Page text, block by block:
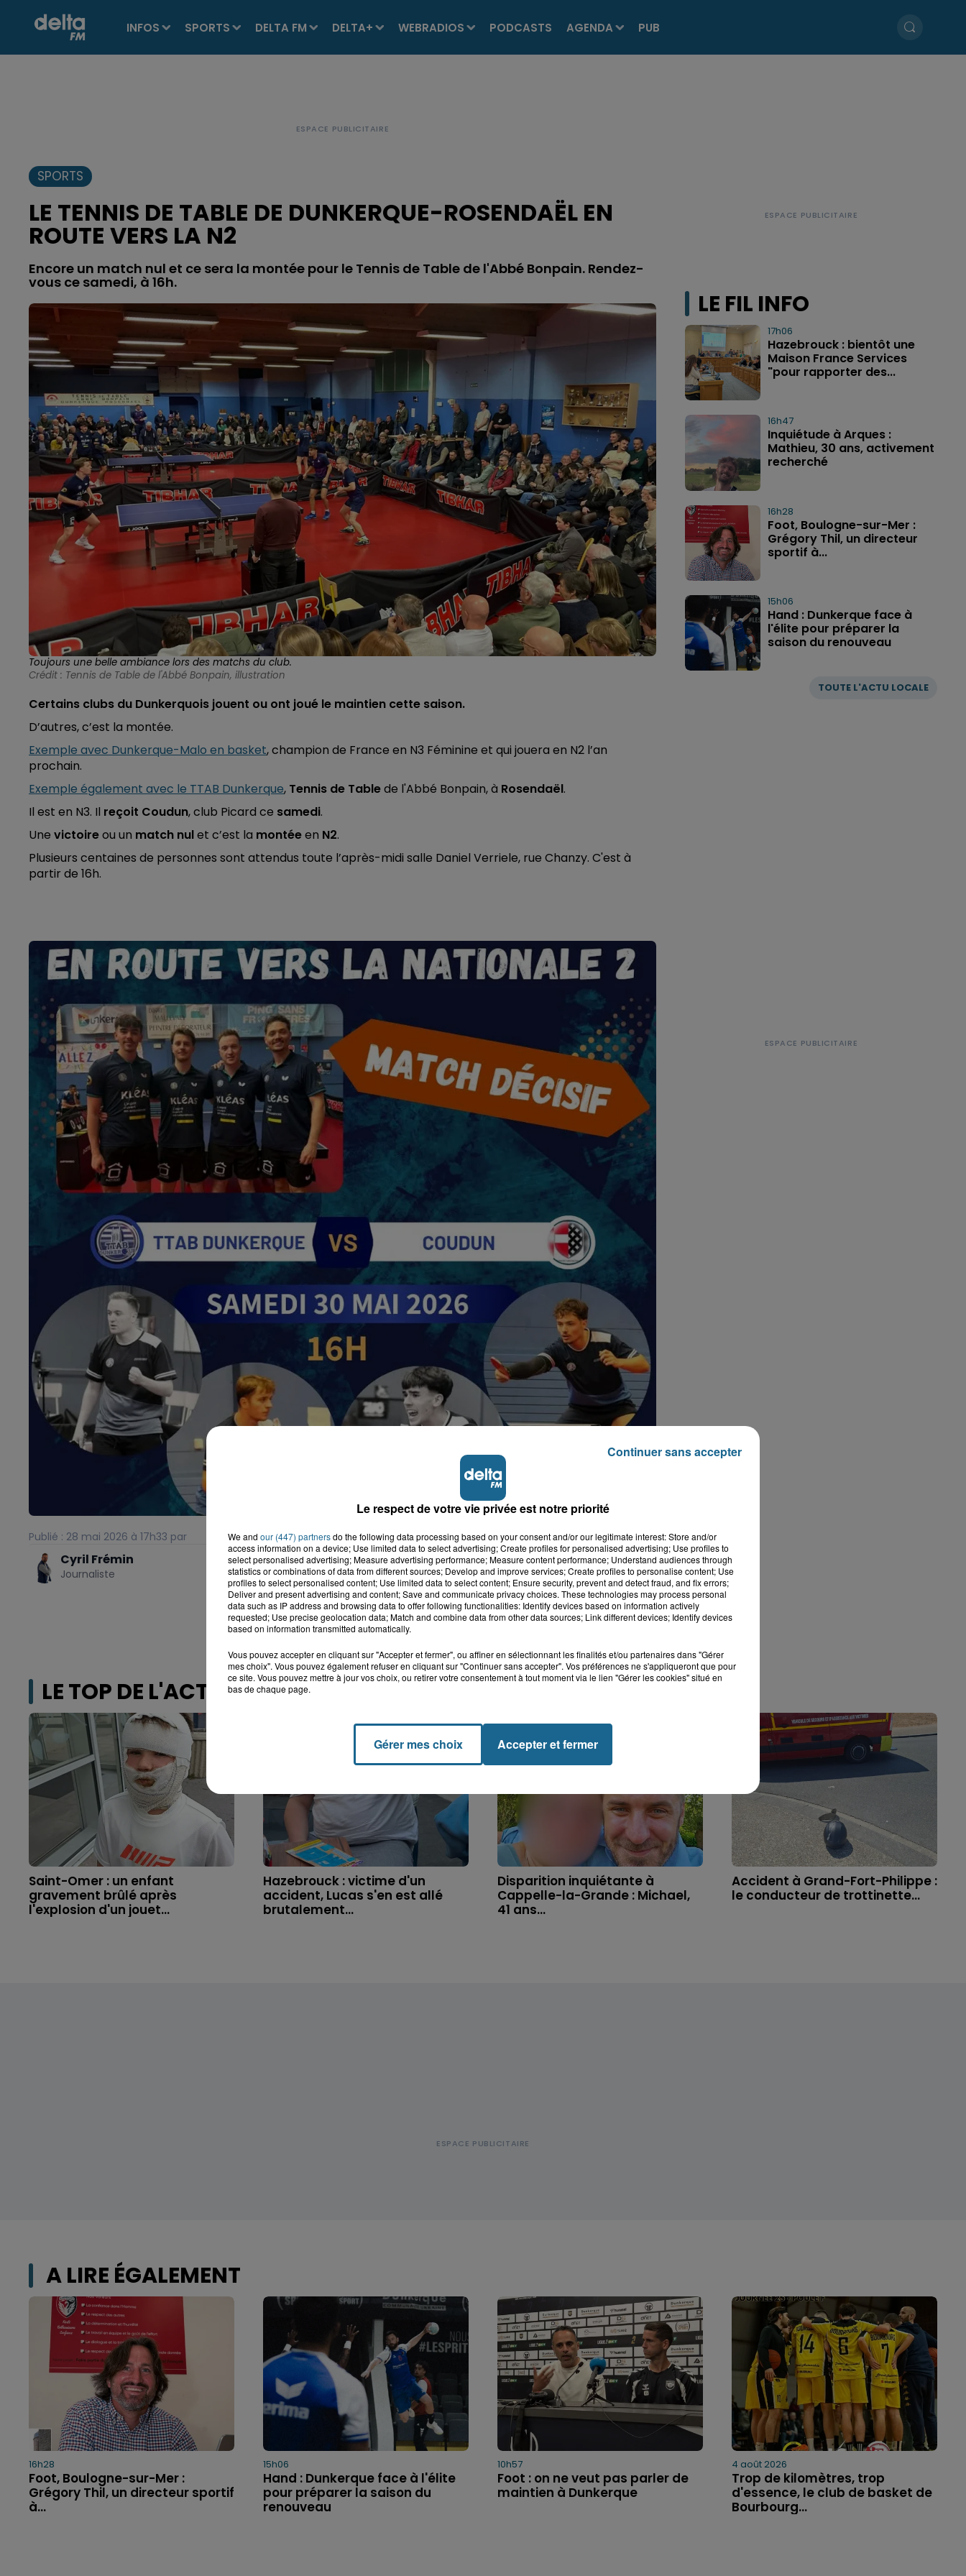
INFOS SPORTS DELTA FM DELTA+ WEBRADIOS PODCASTS AGENDA PUB
SPORTS
LE TENNIS DE TABLE DE DUNKERQUE-ROSENDAËL EN
ROUTE VERS LA N2
Encore un match nul et ce sera la montée pour le Tennis de Table de l'Abbé Bonpain. Rendez-
vous ce samedi, à 16h.
Toujours une belle ambiance lors des matchs du club.
Crédit : Tennis de Table de l'Abbé Bonpain, illustration
Certains clubs du Dunkerquois jouent ou ont joué le maintien cette saison.
D’autres, c’est la montée.
Exemple avec Dunkerque-Malo en basket, champion de France en N3 Féminine et qui jouera en N2 l’an
prochain.
Exemple également avec le TTAB Dunkerque, Tennis de Tablede l'Abbé Bonpain, à Rosendaël.
Il est en N3. Il reçoit Coudun, club Picard ce samedi.
Une victoireou un match nulet c’est la montéeen N2.
Plusieurs centaines de personnes sont attendus toute l’après-midi salle Daniel Verriele, rue Chanzy. C'est à
partir de 16h.
Publié : 28 mai 2026 à 17h33 par
Cyril Frémin
Journaliste
LE FIL INFO
TOUTE L'ACTU LOCALE
17h06
Hazebrouck : bientôt une
Maison France Services
"pour rapporter des...
16h47
Inquiétude à Arques :
Mathieu, 30 ans, activement
recherché
16h28
Foot, Boulogne-sur-Mer :
Grégory Thil, un directeur
sportif à...
15h06
Hand : Dunkerque face à
l'élite pour préparer la
saison du renouveau
LE TOP DE L'ACTU
Saint-Omer : un enfant
gravement brûlé après
l'explosion d'un jouet...
Hazebrouck : victime d'un
accident, Lucas s'en est allé
brutalement...
Disparition inquiétante à
Cappelle-la-Grande : Michael,
41 ans...
Accident à Grand-Fort-Philippe :
le conducteur de trottinette...
A LIRE ÉGALEMENT
16h28
Foot, Boulogne-sur-Mer :
Grégory Thil, un directeur sportif
à...
15h06
Hand : Dunkerque face à l'élite
pour préparer la saison du
renouveau
10h57
Foot : on ne veut pas parler de
maintien à Dunkerque
4 août 2026
Trop de kilomètres, trop
d'essence, le club de basket de
Bourbourg...
Le respect de votre vie privée est notre priorité
We and our (447) partnersdo the following data processing based on your consent and/or our legitimate interest: Store and/or
access information on a device; Use limited data to select advertising; Create profiles for personalised advertising; Use profiles to
select personalised advertising; Measure advertising performance; Measure content performance; Understand audiences through
statistics or combinations of data from different sources; Develop and improve services; Create profiles to personalise content; Use
profiles to select personalised content; Use limited data to select content; Ensure security, prevent and detect fraud, and fix errors;
Deliver and present advertising and content; Save and communicate privacy choices. These technologies may process personal
data such as IP address and browsing data to offer following functionalities: Identify devices based on information actively
requested; Use precise geolocation data; Match and combine data from other data sources; Link different devices; Identify devices
based on information transmitted automatically.
Vous pouvez accepter en cliquant sur "Accepter et fermer", ou affiner en sélectionnant les finalités et/ou partenaires dans "Gérer
mes choix". Vous pouvez également refuser en cliquant sur "Continuer sans accepter". Vos préférences ne s'appliqueront que pour
ce site. Vous pouvez mettre à jour vos choix, ou retirer votre consentement à tout moment via le lien "Gérer les cookies" situé en
bas de chaque page.
Gérer mes choix Accepter et fermer
Continuer sans accepter